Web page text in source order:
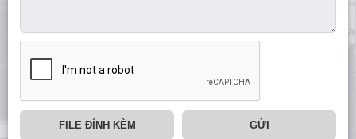
FILE ĐÍNH KÈM GỬI